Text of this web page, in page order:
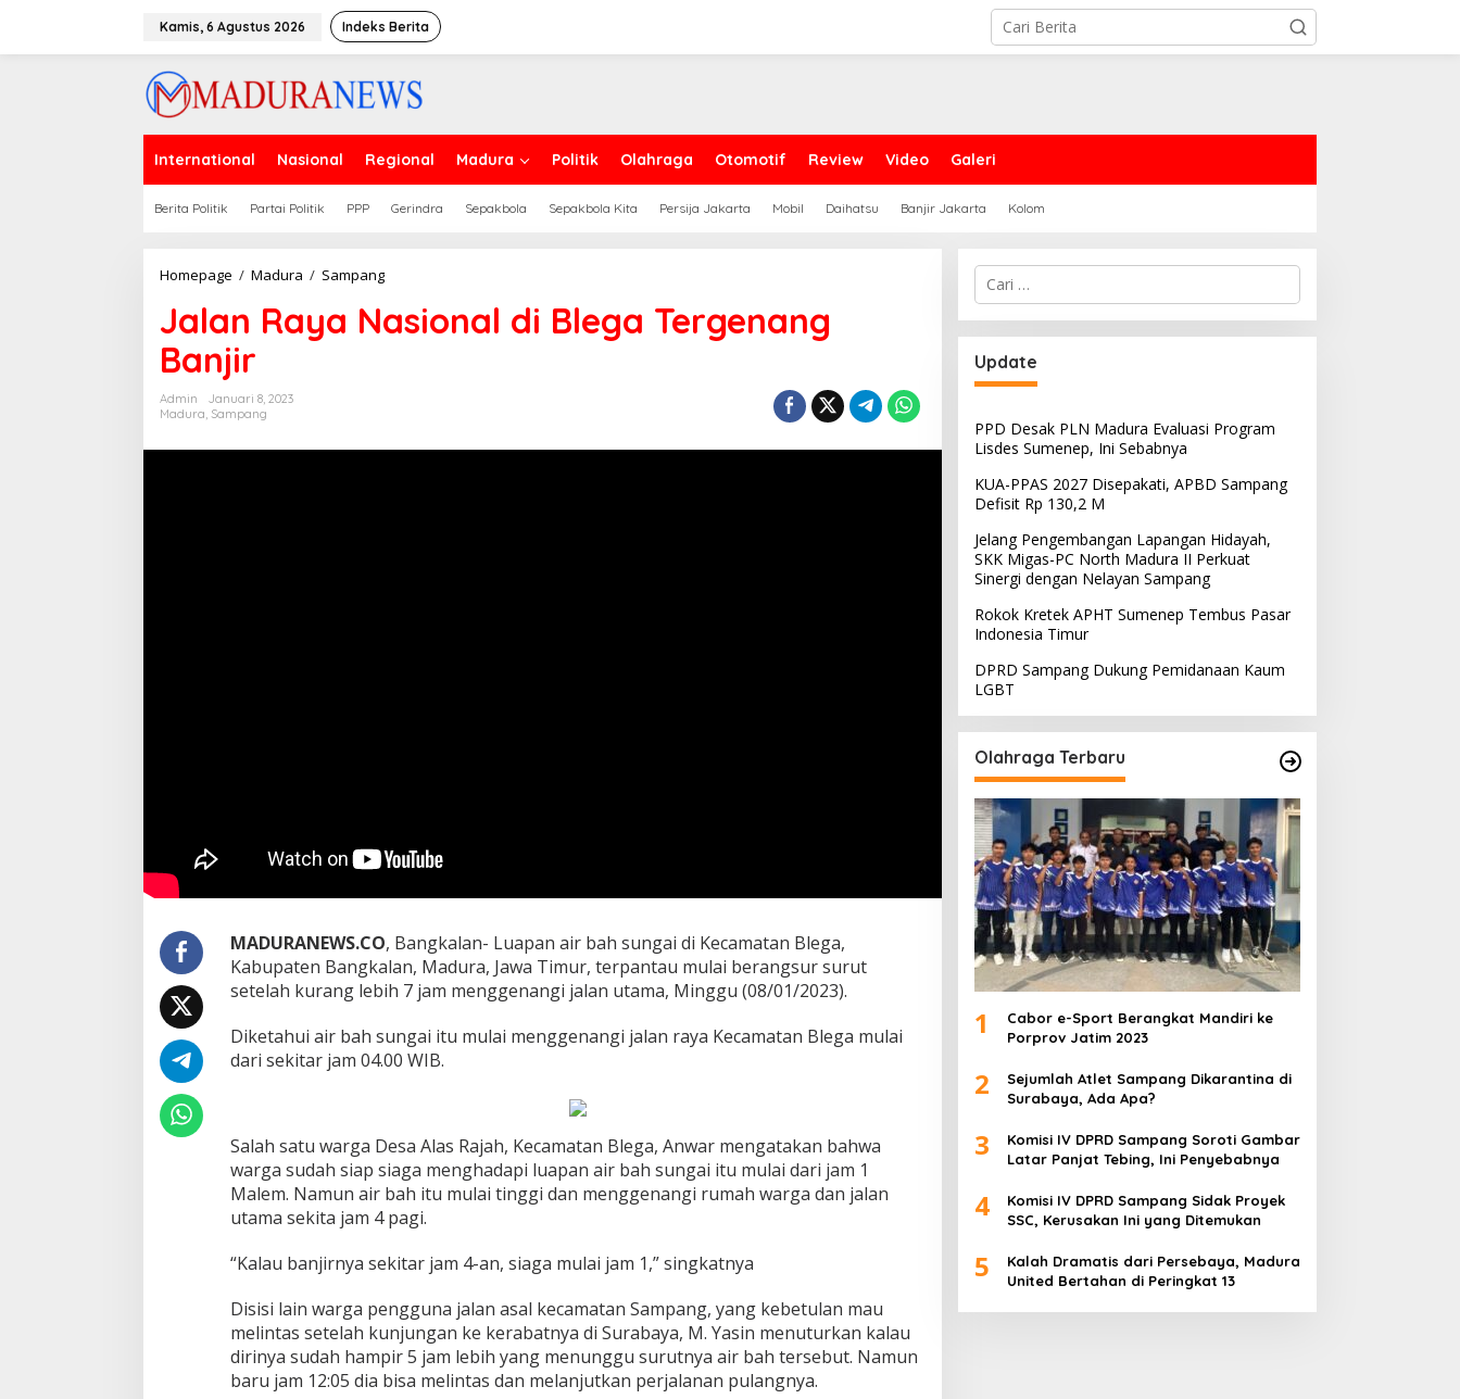
Kamis, 6 Agustus 2026 Indeks Berita
International Nasional Regional Madura Politik Olahraga Otomotif Review Video Galeri
Berita Politik Partai Politik PPP Gerindra Sepakbola Sepakbola Kita Persija Jakarta Mobil Daihatsu Banjir Jakarta Kolom
Homepage / Madura / SampangJalan
Nasional
di
Jalan Raya Nasional di Blega Tergenang
Banjir
Admin
Januari 8, 2023
Madura, Sampang
MADURANEWS.CO, Bangkalan- Luapan air bah sungai di Kecamatan Blega,
Kabupaten Bangkalan, Madura, Jawa Timur, terpantau mulai berangsur surut
setelah kurang lebih 7 jam menggenangi jalan utama, Minggu (08/01/2023).
Diketahui air bah sungai itu mulai menggenangi jalan raya Kecamatan Blega mulai
dari sekitar jam 04.00 WIB.
Salah satu warga Desa Alas Rajah, Kecamatan Blega, Anwar mengatakan bahwa
warga sudah siap siaga menghadapi luapan air bah sungai itu mulai dari jam 1
Malem. Namun air bah itu mulai tinggi dan menggenangi rumah warga dan jalan
utama sekita jam 4 pagi.
“Kalau banjirnya sekitar jam 4-an, siaga mulai jam 1,” singkatnya
Disisi lain warga pengguna jalan asal kecamatan Sampang, yang kebetulan mau
melintas setelah kunjungan ke kerabatnya di Surabaya, M. Yasin menuturkan kalau
dirinya sudah hampir 5 jam lebih yang menunggu surutnya air bah tersebut. Namun
baru jam 12:05 dia bisa melintas dan melanjutkan perjalanan pulangnya.
Cari
untuk:
Update
PPD Desak PLN Madura Evaluasi Program
Lisdes Sumenep, Ini Sebabnya
KUA-PPAS 2027 Disepakati, APBD Sampang
Defisit Rp 130,2 M
Jelang Pengembangan Lapangan Hidayah,
SKK Migas-PC North Madura II Perkuat
Sinergi dengan Nelayan Sampang
Rokok Kretek APHT Sumenep Tembus Pasar
Indonesia Timur
DPRD Sampang Dukung Pemidanaan Kaum
LGBT
Olahraga Terbaru
1
Cabor e-Sport Berangkat Mandiri ke
Porprov Jatim 2023
2
Sejumlah Atlet Sampang Dikarantina di
Surabaya, Ada Apa?
3
Komisi IV DPRD Sampang Soroti Gambar
Latar Panjat Tebing, Ini Penyebabnya
4
Komisi IV DPRD Sampang Sidak Proyek
SSC, Kerusakan Ini yang Ditemukan
5
Kalah Dramatis dari Persebaya, Madura
United Bertahan di Peringkat 13